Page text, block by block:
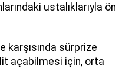
ustalıklarıyla ön
karşısında sürprize
açabilmesi için, orta